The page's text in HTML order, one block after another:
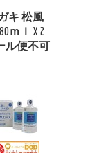
キ 松風
ｍｌ X 2
ル便不可